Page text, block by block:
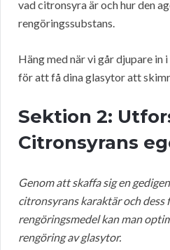
vad citronsyra är och hur den
rengöringssubstans.
Häng med när vi går djupare in
för att få dina glasytor att
Sektion 2:
Citronsyrans
Genom att skaffa sig en
citronsyrans karaktär och dess
rengöringsmedel kan man
rengöring av glasytor.